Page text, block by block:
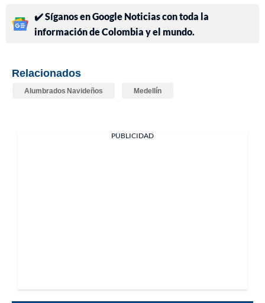
✔️ Síganos en Google Noticias con toda la
información de Colombia y el mundo.
Relacionados
Alumbrados Navideños Medellín
PUBLICIDAD